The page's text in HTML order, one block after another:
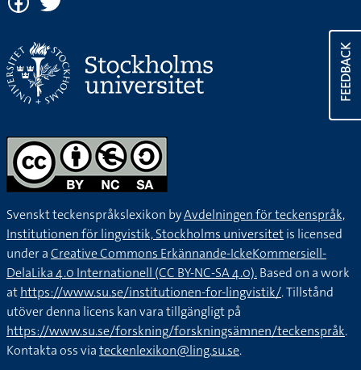
FEEDBACK
Svenskt teckenspråkslexikon byAvdelningen för teckenspråk,
Institutionen för lingvistik, Stockholms universitetis licensed
under aCreative Commons Erkännande-IckeKommersiell-
DelaLika 4.0 Internationell (CC BY-NC-SA 4.0).Based on a work
athttps://www.su.se/institutionen-for-lingvistik/. Tillstånd
utöver denna licens kan vara tillgängligt på
https://www.su.se/forskning/forskningsämnen/teckenspråk.
Kontakta oss viateckenlexikon@ling.su.se.